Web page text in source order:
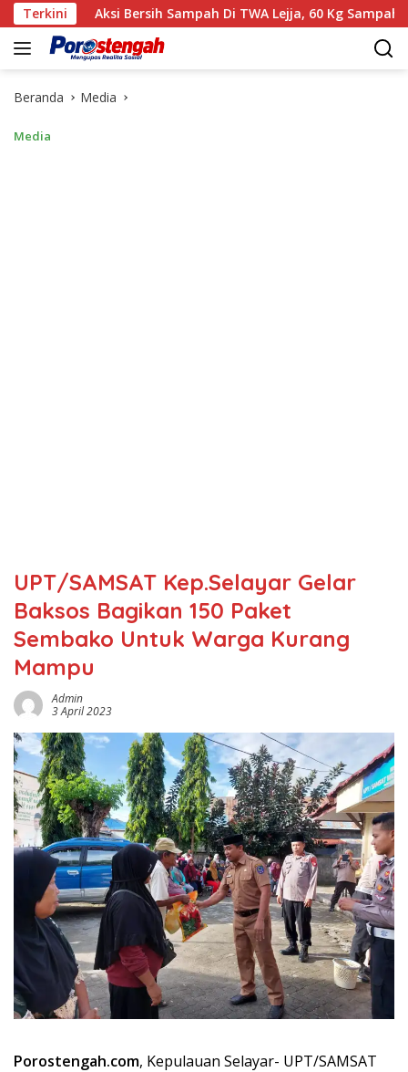
Langsung
ke
konten
Terkini
Aksi Bersih Sampah Di TWA Lejja, 60 Kg Sampah Plastik
Beranda Media
Media
UPT/SAMSAT Kep.Selayar Gelar
Baksos Bagikan 150 Paket
Sembako Untuk Warga Kurang
Mampu
Admin
3 April 2023
Porostengah.com, Kepulauan Selayar- UPT/SAMSAT